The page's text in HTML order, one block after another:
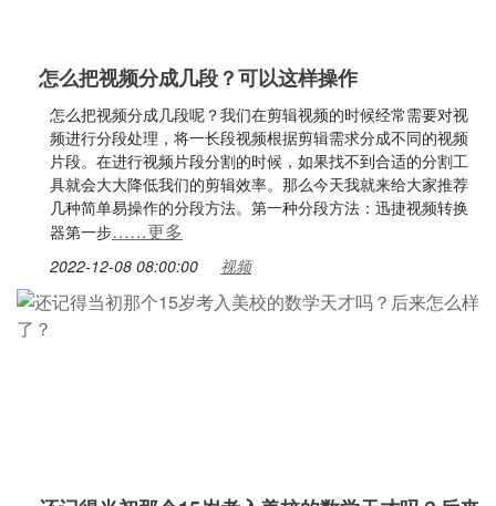
怎么把视频分成几段？可以这样操作
怎么把视频分成几段呢？我们在剪辑视频的时候经常需要对视
频进行分段处理，将一长段视频根据剪辑需求分成不同的视频
片段。在进行视频片段分割的时候，如果找不到合适的分割工
具就会大大降低我们的剪辑效率。那么今天我就来给大家推荐
几种简单易操作的分段方法。第一种分段方法：迅捷视频转换
器第一步……更多
2022-12-08 08:00:00 视频